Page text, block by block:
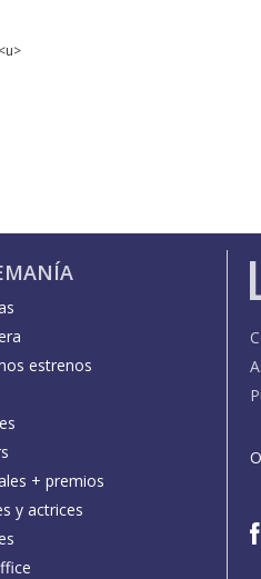
estrenos
+ premios
y actrices